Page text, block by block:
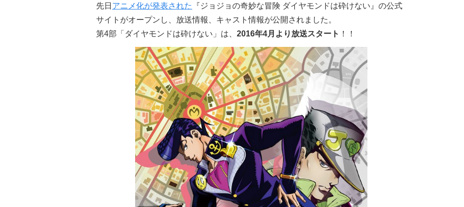
先日 アニメ化が発表された
『ジョジョの奇妙な冒険 ダイヤモンドは砕けない』の公式
サイトがオープンし、放送情報、キャスト情報が公開されました。
第4部「ダイヤモンドは砕けない」は、 2016年4月より放送スタート ！！